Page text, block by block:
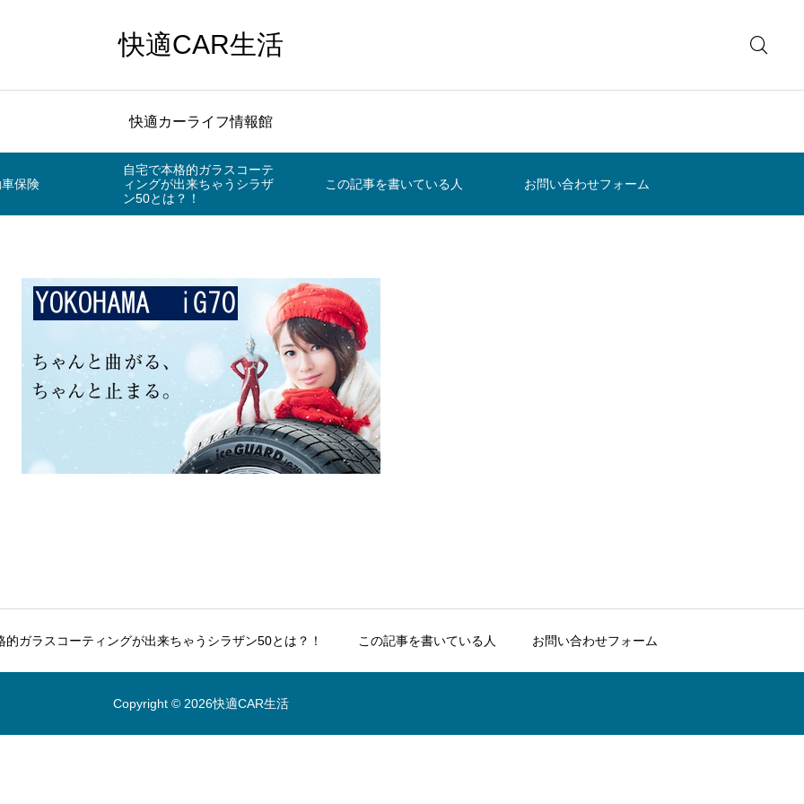
快適CAR生活
快適カーライフ情報館
車保険
自宅で本格的ガラスコーテ
ィングが出来ちゃうシラザ
ン50とは？！
この記事を書いている人 お問い合わせフォーム
的ガラスコーティングが出来ちゃうシラザン50とは？！ この記事を書いている人 お問い合わせフォーム
Copyright © 2026快適CAR生活